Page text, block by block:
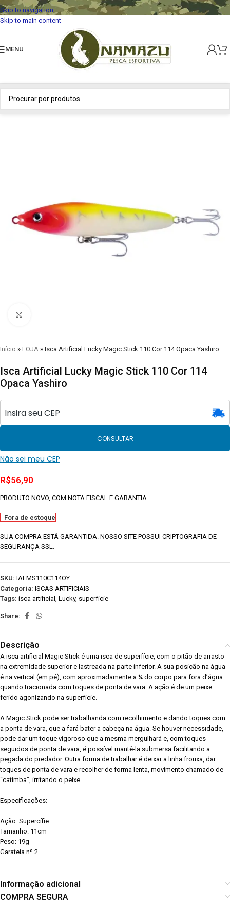
Skip to navigation
Skip to main content
MENU
Início » LOJA » Isca Artificial Lucky Magic Stick 110 Cor 114 Opaca Yashiro
Isca Artificial Lucky Magic Stick 110 Cor 114
Opaca Yashiro
CONSULTAR
Não sei meu CEP
R$56,90
PRODUTO NOVO, COM NOTA FISCAL E GARANTIA.
Fora de estoque
SUA COMPRA ESTÁ GARANTIDA. NOSSO SITE POSSUI CRIPTOGRAFIA DE
SEGURANÇA SSL.
SKU: IALMS110C114OY
Categoria: ISCAS ARTIFICIAIS
Tags: isca artificial , Lucky, superfície
Share:
Descrição
A isca artificial Magic Stick é uma isca de superfície, com o pitão de arrasto
na extremidade superior e lastreada na parte inferior. A sua posição na água
é na vertical (em pé), com aproximadamente a ¼ do corpo para fora d’água
quando tracionada com toques de ponta de vara. A ação é de um peixe
ferido agonizando na superfície.
A Magic Stick pode ser trabalhanda com recolhimento e dando toques com
a ponta de vara, que a fará bater a cabeça na água. Se houver necessidade,
pode dar um toque vigoroso que a mesma mergulhará e, com toques
seguidos de ponta de vara, é possível mantê-la submersa facilitando a
pegada do predador. Outra forma de trabalhar é deixar a linha frouxa, dar
toques de ponta de vara e recolher de forma lenta, movimento chamado de
“catimba”, irritando o peixe.
Especificações:
Ação: Supercífie
Tamanho: 11cm
Peso: 19g
Garateia nº 2
Informação adicional
COMPRA SEGURA